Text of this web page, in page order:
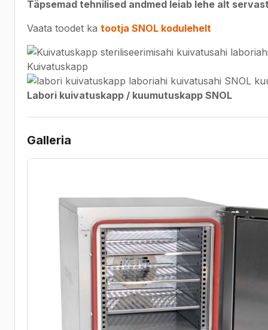
Täpsemad tehnilised andmed leiab lehe alt
Vaata toodet ka tootja SNOL kodulehelt
Kuivatuskapp
Labori kuivatuskapp / kuumutuskapp SNOL
Galleria